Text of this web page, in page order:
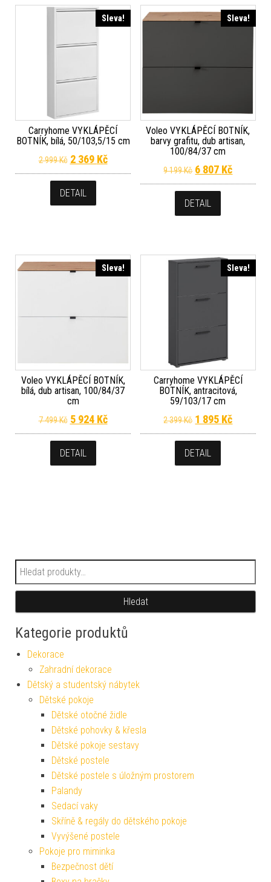
Sleva!
Carryhome VYKLÁPĚCÍ
BOTNÍK, bílá, 50/103,5/15 cm
2 999Kč Původní cena byla: 2 999 Kč.
2 369 KčAktuální cena je: 2 369 Kč.
DETAIL
Sleva!
Voleo VYKLÁPĚCÍ BOTNÍK,
barvy grafitu, dub artisan,
100/84/37 cm
9 199Kč Původní cena
6 807 KčAktuální
DETAIL
Sleva!
Voleo VYKLÁPĚCÍ BOTNÍK,
bílá, dub artisan, 100/84/37
cm
7 499Kč Původní cena byla: 7 499 Kč.
5 924 KčAktuální cena je: 5 924 Kč.
DETAIL
Sleva!
Carryhome VYKLÁPĚCÍ
BOTNÍK, antracitová,
59/103/17 cm
2 399Kč Původní cena
1 895 KčAktuální
DETAIL
Hledat:
Hledat
Kategorie produktů
Dekorace
Zahradní dekorace
Dětský a studentský nábytek
Dětské pokoje
Dětské otočné židle
Dětské pohovky & křesla
Dětské pokoje sestavy
Dětské postele
Dětské postele s úložným prostorem
Palandy
Sedací vaky
Skříně & regály do dětského pokoje
Vyvýšené postele
Pokoje pro miminka
Bezpečnost dětí